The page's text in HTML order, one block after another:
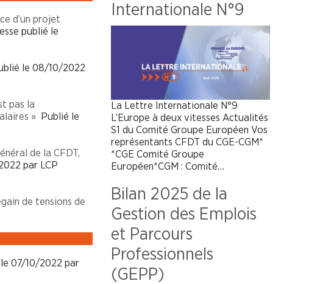
d’un projet
publié le
le 08/10/2022
pas la
»Publié le
de la CFDT,
par LCP
de tensions de
07/10/2022 par
Internationale N°9
La Lettre Internationale N°9
L’Europe à deux vitesses Actualités
S1 du Comité Groupe Européen Vos
représentants CFDT du CGE-CGM*
*CGE Comité Groupe
Européen*CGM : Comité…
Bilan 2025 de la
Gestion des Emplois
et Parcours
Professionnels
(GEPP)